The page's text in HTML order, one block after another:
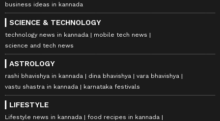
business ideas in kannada
SCIENCE & TECHNOLOGY
technology news in kannada
mobile tech news
science and tech news
ASTROLOGY
rashi bhavishya in kannada dina bhavishya
vara bhavishya
vastu shastra in kannada
karnataka festivals
LIFESTYLE
Lifestyle news in kannada
food recipes in kannada